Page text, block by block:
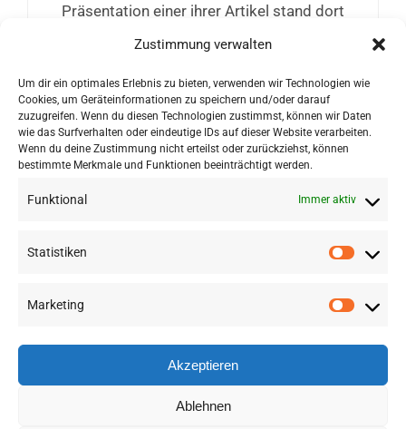
Zustimmung verwalten
Um dir ein optimales Erlebnis zu bieten, verwenden wir Technologien wie
Cookies, um Geräteinformationen zu speichern und/oder darauf
zuzugreifen. Wenn du diesen Technologien zustimmst, können wir Daten
wie das Surfverhalten oder eindeutige IDs auf dieser Website verarbeiten.
Wenn du deine Zustimmung nicht erteilst oder zurückziehst, können
bestimmte Merkmale und Funktionen beeinträchtigt werden.
Funktional Immer aktiv
Statistiken
Marketing
Akzeptieren
Ablehnen
Präsentation einer ihrer Artikel stand dort
am Programm: Darin geht es um die
"Scientific Knowledge Graphs" und mögliche
Lösungsansätze.
©2026 RSA FG | Presse|AGB|